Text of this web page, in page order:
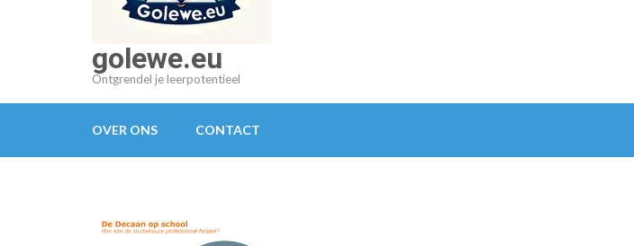
golewe.eu
Ontgrendel je leerpotentieel
OVER ONS CONTACT